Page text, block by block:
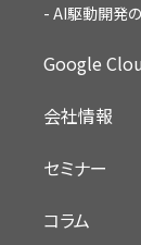
AI駆動開発
Google
会社情報
セミナー
コラム